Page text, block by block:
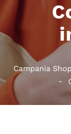
Campania